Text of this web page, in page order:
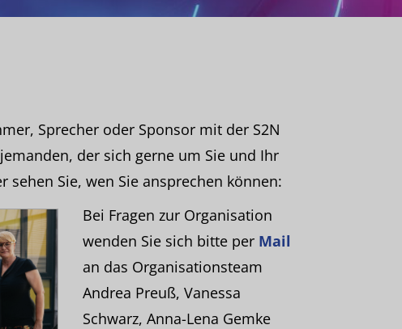
Sprecher oder Sponsor mit der S2N
der sich gerne um Sie und Ihr
sehen Sie, wen Sie ansprechen können:
Bei Fragen zur Organisation
wenden Sie sich bitte per Mail
an das Organisationsteam
Andrea Preuß, Vanessa
Schwarz, Anna-Lena Gemke